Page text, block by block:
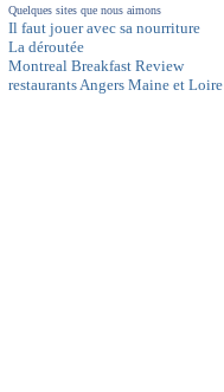
Quelques sites que nous aimons
Il faut jouer avec sa nourriture
La déroutée
Montreal Breakfast Review
restaurants Angers Maine et Loire